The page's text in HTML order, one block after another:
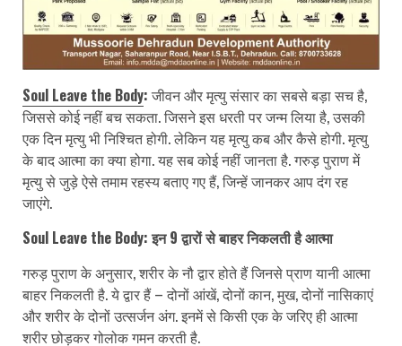
Soul Leave the Body: जीवन और मृत्यु संसार का सबसे बड़ा सच है,
जिससे कोई नहीं बच सकता. जिसने इस धरती पर जन्म लिया है, उसकी
एक दिन मृत्यु भी निश्चित होगी. लेकिन यह मृत्यु कब और कैसे होगी. मृत्यु
के बाद आत्मा का क्या होगा. यह सब कोई नहीं जानता है. गरुड़ पुराण में
मृत्यु से जुड़े ऐसे तमाम रहस्य बताए गए हैं, जिन्हें जानकर आप दंग रह
जाएंगे.
Soul Leave the Body: इन 9 द्वारों से बाहर निकलती है आत्मा
गरुड़ पुराण के अनुसार, शरीर के नौ द्वार होते हैं जिनसे प्राण यानी आत्मा
बाहर निकलती है. ये द्वार हैं – दोनों आंखें, दोनों कान, मुख, दोनों नासिकाएं
और शरीर के दोनों उत्सर्जन अंग. इनमें से किसी एक के जरिए ही आत्मा
शरीर छोड़कर गोलोक गमन करती है.